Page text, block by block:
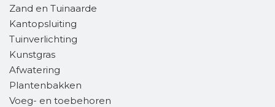
Zand en Tuinaarde
Kantopsluiting
Tuinverlichting
Kunstgras
Afwatering
Plantenbakken
Voeg- en toebehoren